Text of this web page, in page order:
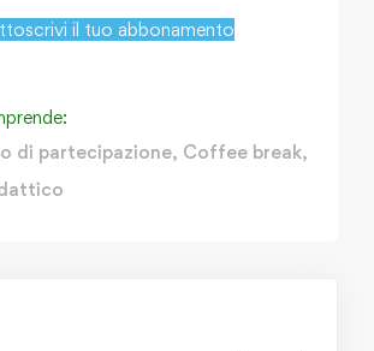
il tuo abbonamento
di partecipazione, Coffee break,